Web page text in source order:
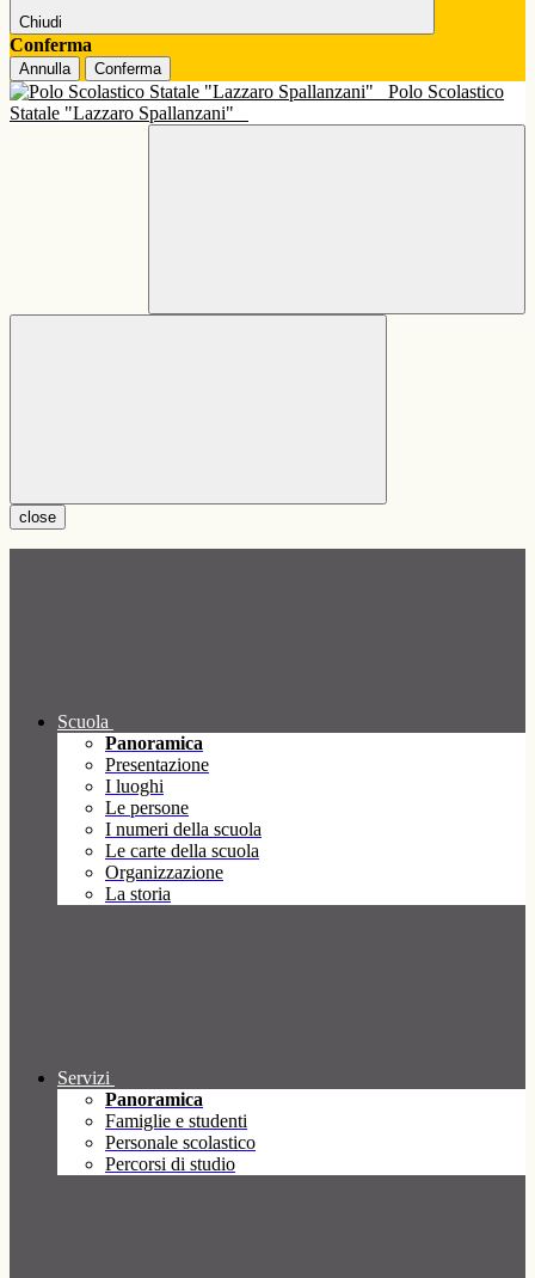
Chiudi
Conferma
Annulla Conferma
Polo Scolastico
Statale "Lazzaro Spallanzani"
close
Scuola
Panoramica
Presentazione
I luoghi
Le persone
I numeri della scuola
Le carte della scuola
Organizzazione
La storia
Servizi
Panoramica
Famiglie e studenti
Personale scolastico
Percorsi di studio